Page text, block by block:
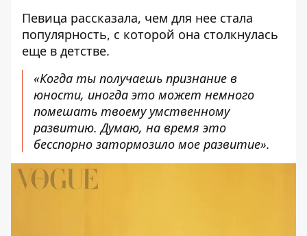
Певица рассказала, чем для нее стала
популярность, с которой она столкнулась
еще в детстве.
«Когда ты получаешь признание в
юности, иногда это может немного
помешать твоему умственному
развитию. Думаю, на время это
бесспорно затормозило мое развитие».